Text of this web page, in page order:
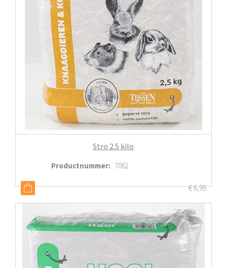
Stro 2.5 kilo
Productnummer: 7061
€6,95